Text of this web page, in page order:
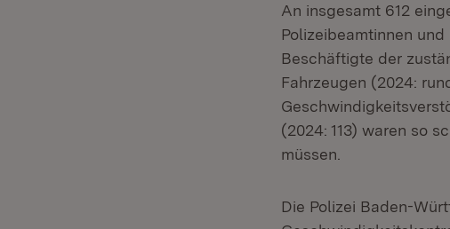
An insgesamt 612
Polizeibeamtinnen
Beschäftigte der
Fahrzeugen (2024:
(2024: 113) waren so
müssen.
Die Polizei Baden-